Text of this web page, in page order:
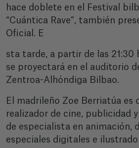
hace doblete en el Festival
“Cuántica Rave”, también
Oficial. E
sta tarde, a partir de las 21:30
se proyectará en el auditorio
Zentroa-Alhóndiga Bilbao.
El madrileño Zoe Berriatúa es
realizador de cine, publicidad
de especialista en animación,
especiales digitales e